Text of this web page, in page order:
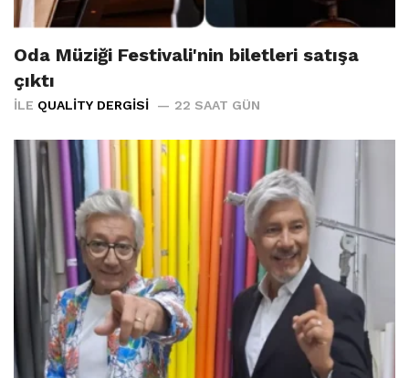
Oda Müziği Festivali'nin biletleri satışa
çıktı
İLE QUALITY DERGISI 22 SAAT GÜN